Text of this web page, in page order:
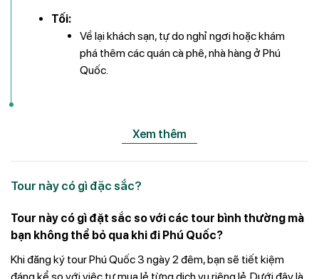
Tối:
Về lại khách sạn, tự do nghỉ ngơi hoặc khám
phá thêm các quán cà phê, nhà hàng ở Phú
Quốc.
Xem thêm
Tour này có gì đặc sắc?
Tour này có gì đặt sắc so với các tour bình thường mà
bạn không thể bỏ qua khi đi Phú Quốc?
Khi đăng ký tour Phú Quốc 3 ngày 2 đêm, bạn sẽ tiết kiệm